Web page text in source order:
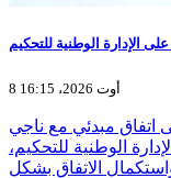
الإدارة الوطنية للتحكيم
8 أوت 2026، 16:15
اتفاق مبدئي مع ناجي
الوطنية للتحكيم،